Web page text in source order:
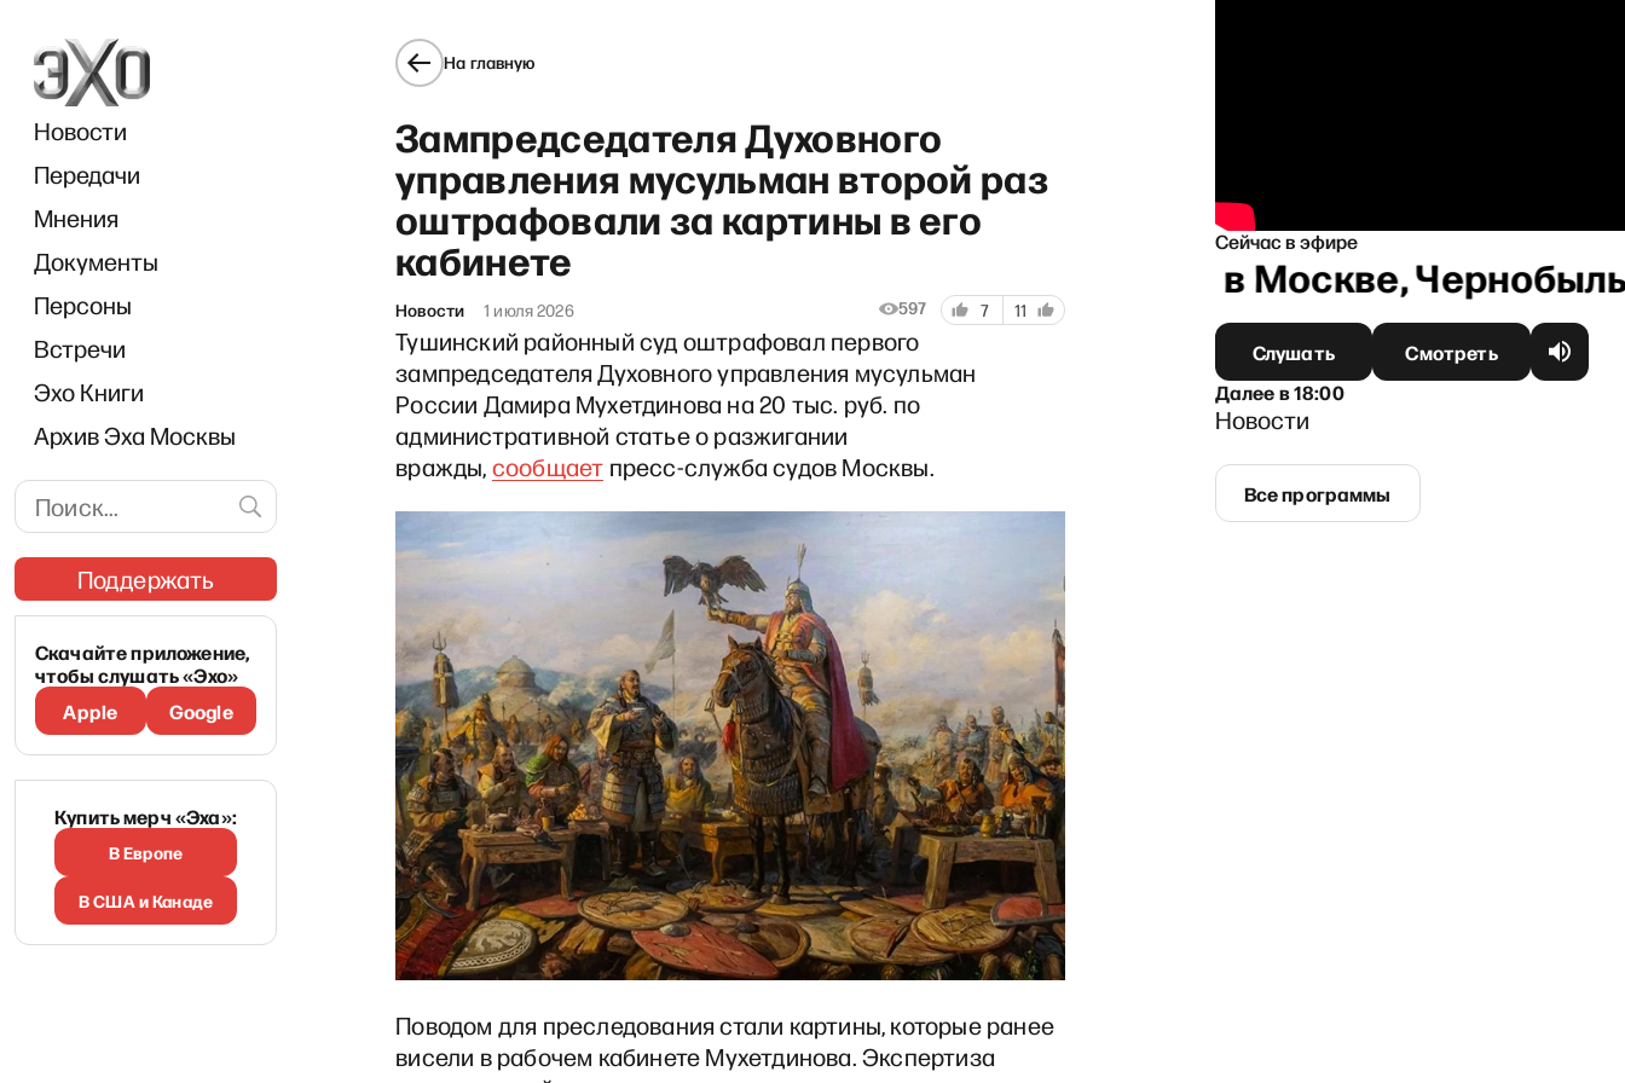
Новости
Передачи
Мнения
Документы
Персоны
Встречи
Эхо Книги
Архив Эха Москвы
Поддержать
Скачайте приложение,
чтобы слушать «Эхо»
Apple
Google
Купить мерч «Эха»:
В Европе
В США и Канаде
На главную
Зампредседателя Духовного
управления мусульман второй раз
оштрафовали за картины в его
кабинете
Новости 1 июля 2026 597 7 11
Тушинский районный суд оштрафовал первого
зампредседателя Духовного управления мусульман
России Дамира Мухетдинова на 20 тыс. руб. по
административной статье о разжигании
вражды,сообщает пресс-служба судов Москвы.
Поводом для преследования стали картины, которые ранее
висели в рабочем кабинете Мухетдинова. Экспертиза
Сейчас в эфире
«И грянул Грэм»: Путин в бреду, громко в Москве,
Слушать
Смотреть
Далеев18:00
Новости
Все программы